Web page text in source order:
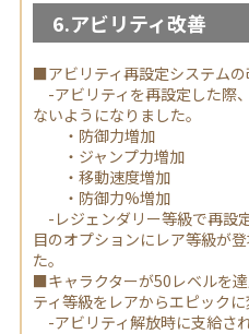
6.アビリティ改善
■アビリティ再設定システムの
-アビリティを再設定した際
ないようになりました。
・防御力増加
・ジャンプ力増加
・移動速度増加
・防御力%増加
-レジェンダリー等級で再設
目のオプションにレア等級が
た。
■キャラクターが50レベルを
ティ等級をレアからエピックに
-アビリティ解放時に支給さ